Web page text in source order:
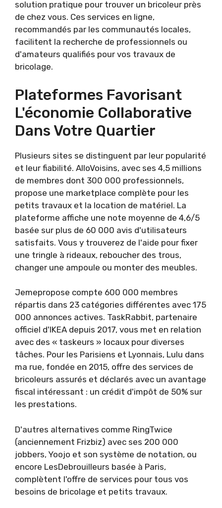
solution pratique pour trouver un bricoleur près
de chez vous. Ces services en ligne,
recommandés par les communautés locales,
facilitent la recherche de professionnels ou
d'amateurs qualifiés pour vos travaux de
bricolage.
Plateformes Favorisant
L'économie Collaborative
Dans Votre Quartier
Plusieurs sites se distinguent par leur popularité
et leur fiabilité. AlloVoisins, avec ses 4,5 millions
de membres dont 300 000 professionnels,
propose une marketplace complète pour les
petits travaux et la location de matériel. La
plateforme affiche une note moyenne de 4,6/5
basée sur plus de 60 000 avis d'utilisateurs
satisfaits. Vous y trouverez de l'aide pour fixer
une tringle à rideaux, reboucher des trous,
changer une ampoule ou monter des meubles.
Jemepropose compte 600 000 membres
répartis dans 23 catégories différentes avec 175
000 annonces actives. TaskRabbit, partenaire
officiel d'IKEA depuis 2017, vous met en relation
avec des « taskeurs » locaux pour diverses
tâches. Pour les Parisiens et Lyonnais, Lulu dans
ma rue, fondée en 2015, offre des services de
bricoleurs assurés et déclarés avec un avantage
fiscal intéressant : un crédit d'impôt de 50% sur
les prestations.
D'autres alternatives comme RingTwice
(anciennement Frizbiz) avec ses 200 000
jobbers, Yoojo et son système de notation, ou
encore LesDebrouilleurs basée à Paris,
complètent l'offre de services pour tous vos
besoins de bricolage et petits travaux.